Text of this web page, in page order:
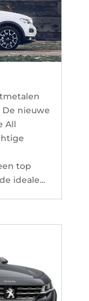
De nieuwe
All
top
ideale...